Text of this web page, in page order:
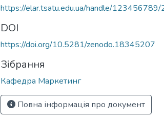
https://elar.tsatu.edu.ua/handle/
DOI
https://doi.org/10.5281/zenodo.18345207
Зібрання
Кафедра Маркетинг
Повна інформація про документ